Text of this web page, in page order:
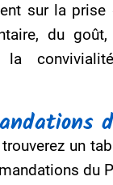
sur la prise
du
un
du